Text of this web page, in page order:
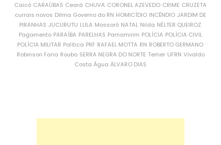
Caicó CARAÚBAS Ceará CHUVA CORONEL AZEVEDO CRIME CRUZETA
currais novos Dilma Governo do RN HOMICÍDIO INCÊNDIO JARDIM DE
PIRANHAS JUCURUTU LULA Mossoró NATAL Nilda NÉLTER QUEIROZ
Pagamento PARAÍBA PARELHAS Parnamirim POLÍCIA POLÍCIA CIVIL
POLÍCIA MILITAR Política PRF RAFAEL MOTTA RN ROBERTO GERMANO
Robinson Faria Roubo SERRA NEGRA DO NORTE Temer UFRN Vivaldo
Costa Água ÁLVARO DIAS